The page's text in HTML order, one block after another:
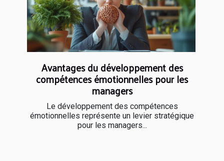
Avantages du développement des
compétences émotionnelles pour les
managers
Le développement des compétences
émotionnelles représente un levier stratégique
pour les managers...